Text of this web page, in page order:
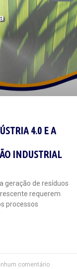
4.0 E A
INDUSTRIAL
geração de resíduos
requerem
processos
comentário